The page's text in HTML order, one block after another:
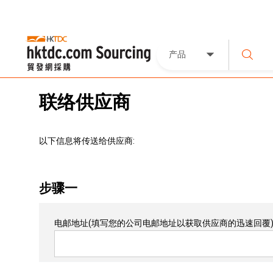
产品
联络供应商
以下信息将传送给供应商:
步骤一
电邮地址(填写您的公司电邮地址以获取供应商的迅速回覆)